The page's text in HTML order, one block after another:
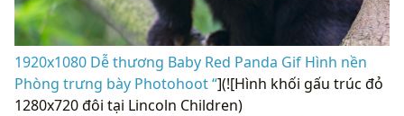
1920x1080 Dễ thương Baby Red Panda Gif Hình nền
Phòng trưng bày Photohoot “](![Hình khối gấu trúc đỏ
1280x720 đôi tại Lincoln Children)